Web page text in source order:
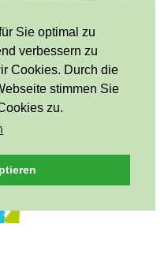
Sie optimal zu
verbessern zu
Cookies. Durch die
stimmen Sie
zu.